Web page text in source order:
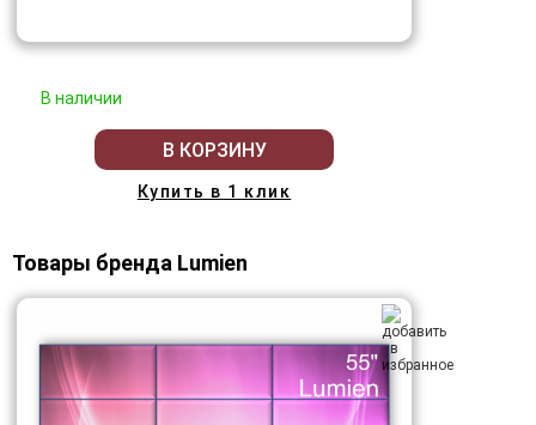
В наличии
В КОРЗИНУ
Купить в 1 клик
Товары бренда Lumien